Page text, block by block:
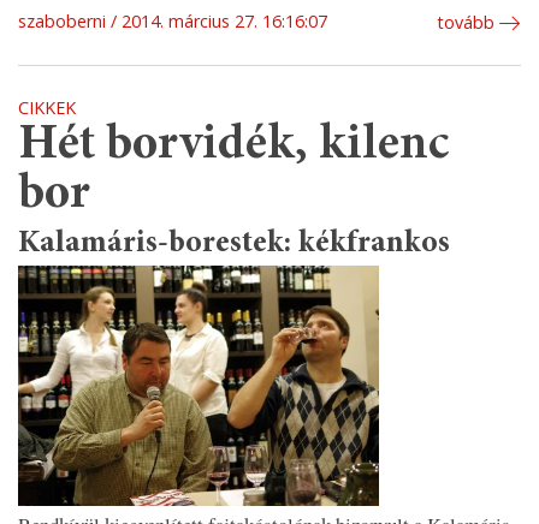
szaboberni 2014. március 27. 16:16:07 tovább
CIKKEK
Hét borvidék, kilenc
bor
Kalamáris-borestek: kékfrankos